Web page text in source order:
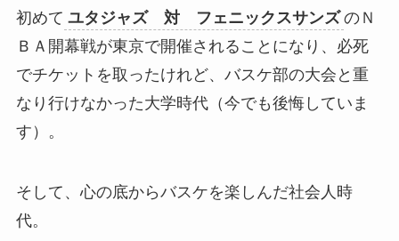
初めて ユタジャズ 対 フェニックスサンズ のＮ
ＢＡ開幕戦が東京で開催されることになり、必死
でチケットを取ったけれど、バスケ部の大会と重
なり行けなかった大学時代（今でも後悔していま
す）。
そして、心の底からバスケを楽しんだ社会人時
代。